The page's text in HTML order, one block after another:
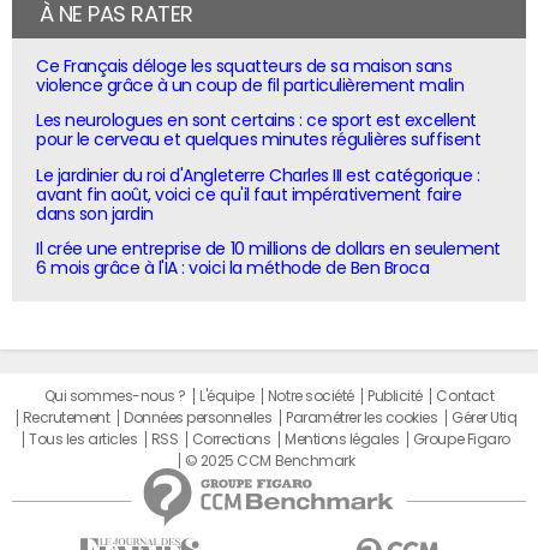
À NE PAS RATER
Ce Français déloge les squatteurs de sa maison sans
violence grâce à un coup de fil particulièrement malin
Les neurologues en sont certains : ce sport est excellent
pour le cerveau et quelques minutes régulières suffisent
Le jardinier du roi d'Angleterre Charles III est catégorique :
avant fin août, voici ce qu'il faut impérativement faire
dans son jardin
Il crée une entreprise de 10 millions de dollars en seulement
6 mois grâce à l'IA : voici la méthode de Ben Broca
Qui sommes-nous ? L'équipe Notre société Publicité
Contact
Recrutement
Données personnelles Paramétrer les cookies
Gérer Utiq
Tous les articles
RSS Corrections Mentions légales
Groupe Figaro
© 2025 CCM Benchmark